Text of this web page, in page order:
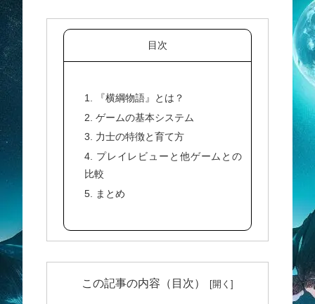
目次
1. 『横綱物語』とは？
2. ゲームの基本システム
3. 力士の特徴と育て方
4. プレイレビューと他ゲームとの
比較
5. まとめ
この記事の内容（目次）